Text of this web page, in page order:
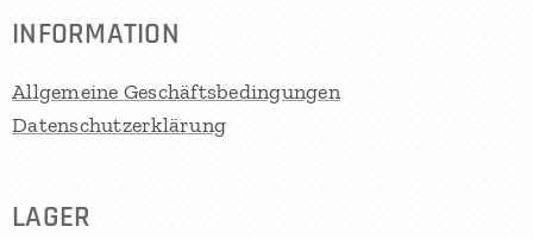
INFORMATION
Allgemeine Geschäftsbedingungen
Datenschutzerklärung
LAGER